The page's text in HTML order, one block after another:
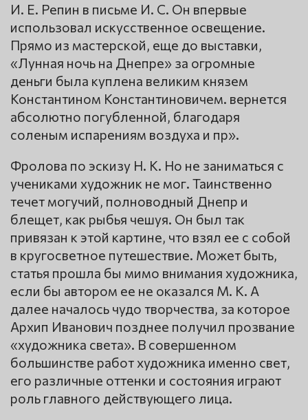
И. Е. Репин в письме И. С. Он впервые
использовал искусственное освещение.
Прямо из мастерской, еще до выставки,
«Лунная ночь на Днепре» за огромные
деньги была куплена великим князем
Константином Константиновичем. вернется
абсолютно погубленной, благодаря
соленым испарениям воздуха и пр».
Фролова по эскизу Н. К. Но не заниматься с
учениками художник не мог. Таинственно
течет могучий, полноводный Днепр и
блещет, как рыбья чешуя. Он был так
привязан к этой картине, что взял ее с собой
в кругосветное путешествие. Может быть,
статья прошла бы мимо внимания художника,
если бы автором ее не оказался М. К. А
далее началось чудо творчества, за которое
Архип Иванович позднее получил прозвание
«художника света». В совершенном
большинстве работ художника именно свет,
его различные оттенки и состояния играют
роль главного действующего лица.